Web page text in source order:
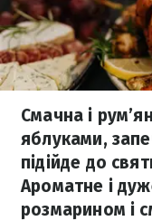
Смачна і
яблуками,
підійде до
Ароматне і
розмарином і